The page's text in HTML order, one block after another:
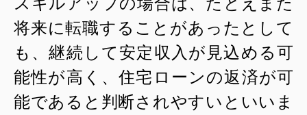
将来に転職することがあったとして
も、継続して安定収入が見込める可
能性が高く、住宅ローンの返済が可
能であると判断されやすいといいま